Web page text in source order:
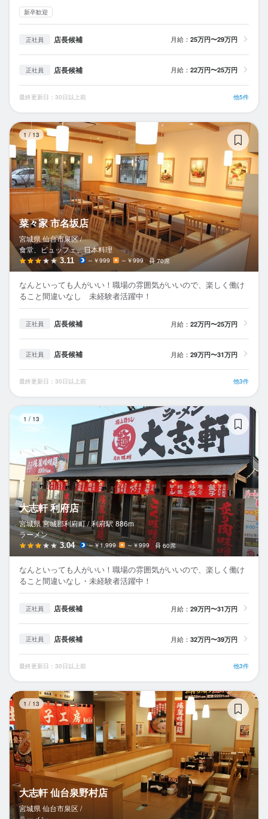
新卒歓迎
正社員 店長候補 月給： 25万円〜29万円
正社員 店長候補 月給： 22万円〜25万円
最終更新日：30日以上前 他5件
1 / 13
菜々家 市名坂店
宮城県 仙台市泉区 /
食堂、ビュッフェ、日本料理
3.11 ～￥999 ～￥999 70席
なんといっても人がいい！職場の雰囲気がいいので、楽しく働け
ること間違いなし 未経験者活躍中！
正社員 店長候補 月給： 22万円〜25万円
正社員 店長候補 月給： 29万円〜31万円
最終更新日：30日以上前 他3件
1 / 13
大志軒 利府店
宮城県 宮城郡利府町 / 利府駅 886m
ラーメン
3.04 ～￥1,999 ～￥999 60席
なんといっても人がいい！職場の雰囲気がいいので、楽しく働け
ること間違いなし・未経験者活躍中！
正社員 店長候補 月給： 29万円〜31万円
正社員 店長候補 月給： 32万円〜39万円
最終更新日：30日以上前 他3件
1 / 13
大志軒 仙台泉野村店
宮城県 仙台市泉区 /